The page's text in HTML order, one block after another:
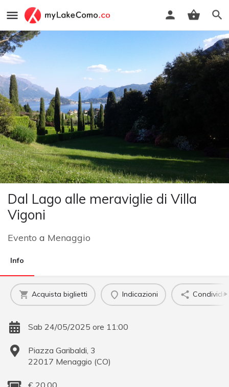
Dal Lago alle meraviglie di Villa
Vigoni
Evento a Menaggio
Info
Acquista biglietti Indicazioni Condividi
Sab 24/05/2025 ore 11:00
Piazza Garibaldi, 3
22017 Menaggio (CO)
€ 20,00